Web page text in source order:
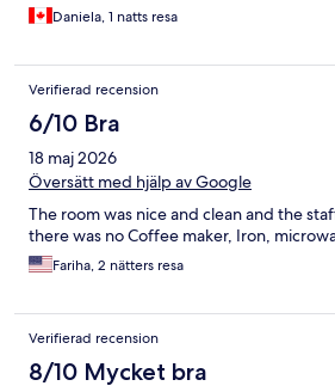
Daniela, 1 natts resa
Verifierad recension
6/10 Bra
18 maj 2026
Översätt med hjälp av Google
The room was nice and clean and the
there was no Coffee maker, Iron,
Fariha, 2 nätters resa
Verifierad recension
8/10 Mycket bra